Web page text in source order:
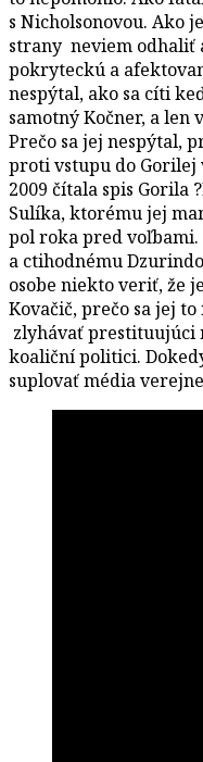
s Nicholsonovou. Ako
strany neviem odhaliť
pokryteckú a
nespýtal, ako sa cíti
samotný Kočner, a len
Prečo sa jej nespýtal,
proti vstupu do Gorilej
2009 čítala spis Gorila
Sulíka, ktorému jej
pol roka pred
a ctihodnému
osobe niekto veriť, že
Kovačič, prečo sa jej
zlyhávať prestituujúci
koaliční politici.
suplovať média